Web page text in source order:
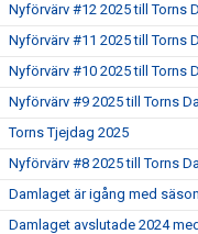
Nyförvärv #12 2025 till Torns
Nyförvärv #11 2025 till Torns
Nyförvärv #10 2025 till Torns
Nyförvärv #9 2025 till Torns
Torns Tjejdag 2025
Nyförvärv #8 2025 till Torns
Damlaget är igång med
Damlaget avslutade 2024